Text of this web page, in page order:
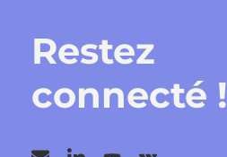
Restez
connecté !